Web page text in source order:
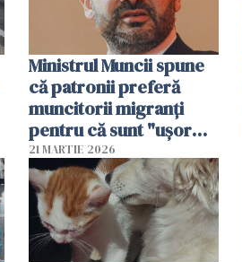
Ministrul Muncii spune
că patronii preferă
muncitorii migranți
pentru că sunt "uşor
dispensabili"
21 MARTIE 2026